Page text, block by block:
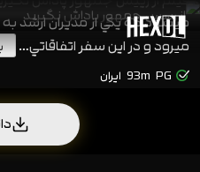
میشود که یكي از مديران ارشد
ميرود و در اين سفر اتفاقاتي…
PG
93m ایران